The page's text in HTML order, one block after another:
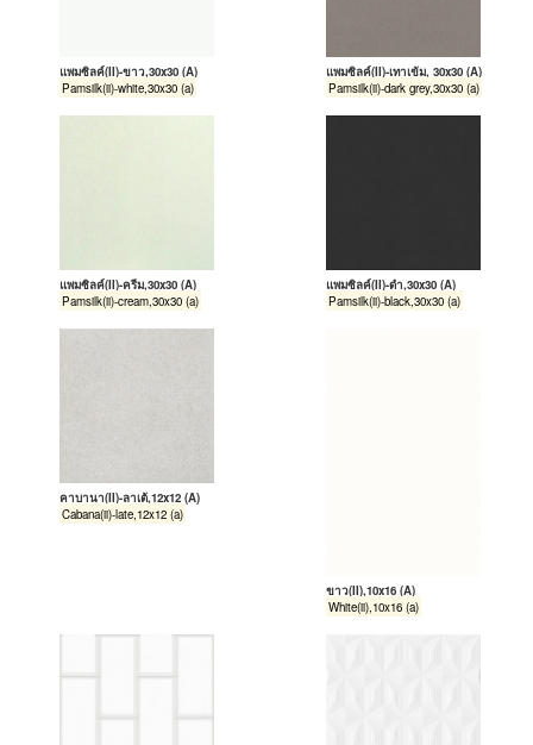
แพมซิลค์(II)-ขาว,30x30 (A)
Pamsilk(ii)-white,30x30 (a)
แพมซิลค์(II)-เทาเข้ม, 30x30 (A)
Pamsilk(ii)-dark grey,30x30 (a)
แพมซิลค์(II)-ครีม,30x30 (A)
Pamsilk(ii)-cream,30x30 (a)
แพมซิลค์(II)-ดำ,30x30 (A)
Pamsilk(ii)-black,30x30 (a)
คาบานา(II)-ลาเต้,12x12 (A)
Cabana(ii)-late,12x12 (a)
ขาว(II),10x16 (A)
White(ii),10x16 (a)